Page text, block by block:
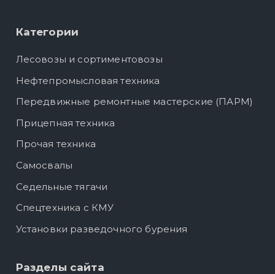
Категории
Лесовозы и сортиментовозы
Нефтепромысловая техника
Передвижные ремонтные мастерские (ПАРМ)
Прицепная техника
Прочая техника
Самосвалы
Седельные тягачи
Спецтехника с КМУ
Установки разведочного бурения
Разделы сайта